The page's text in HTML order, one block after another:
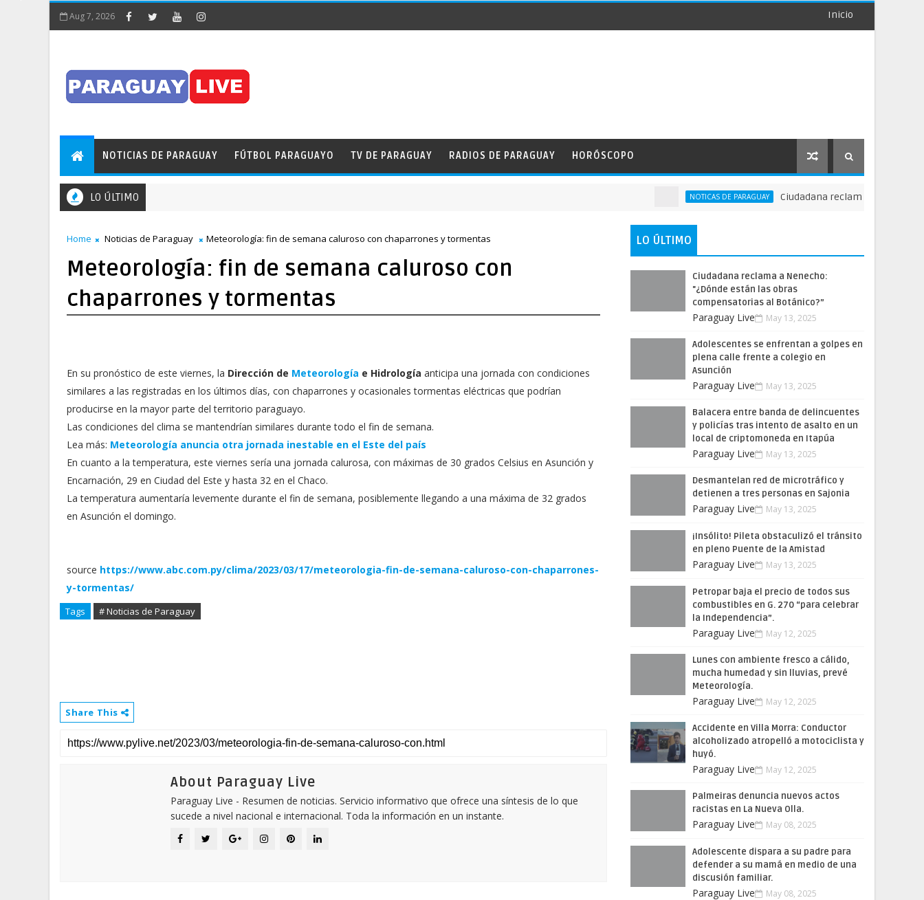
Aug 7, 2026 Inicio
NOTICIAS DE PARAGUAY FÚTBOL PARAGUAYO TV DE PARAGUAY RADIOS DE PARAGUAY HORÓSCOPO
LO ÚLTIMO NOTICAS DE PARAGUAY Ciudadana reclama a Nenecho:
Home Noticias de Paraguay Meteorología: fin de semana caluroso con chaparrones y tormentas
Meteorología: fin de semana caluroso con
chaparrones y tormentas
En su pronóstico de este viernes, la Dirección de Meteorología e Hidrología anticipa una jornada con condiciones
similares a las registradas en los últimos días, con chaparrones y ocasionales tormentas eléctricas que podrían
producirse en la mayor parte del territorio paraguayo.
Las condiciones del clima se mantendrían similares durante todo el fin de semana.
Lea más: Meteorología anuncia otra jornada inestable en el Este del país
En cuanto a la temperatura, este viernes sería una jornada calurosa, con máximas de 30 grados Celsius en Asunción y
Encarnación, 29 en Ciudad del Este y hasta 32 en el Chaco.
La temperatura aumentaría levemente durante el fin de semana, posiblemente llegando a una máxima de 32 grados
en Asunción el domingo.
source https://www.abc.com.py/clima/2023/03/17/meteorologia-fin-de-semana-caluroso-con-chaparrones-
y-tormentas/
Tags # Noticias de Paraguay
Share This
About Paraguay Live
Paraguay Live - Resumen de noticias. Servicio informativo que ofrece una síntesis de lo que
sucede a nivel nacional e internacional. Toda la información en un instante.
LO ÚLTIMO
Ciudadana reclama a Nenecho:
"¿Dónde están las obras
compensatorias al Botánico?”
Paraguay Live May 13, 2025
Adolescentes se enfrentan a golpes en
plena calle frente a colegio en
Asunción
Paraguay Live May 13, 2025
Balacera entre banda de delincuentes
y policías tras intento de asalto en un
local de criptomoneda en Itapúa
Paraguay Live May 13, 2025
Desmantelan red de microtráfico y
detienen a tres personas en Sajonia
Paraguay Live May 13, 2025
¡Insólito! Pileta obstaculizó el tránsito
en pleno Puente de la Amistad
Paraguay Live May 13, 2025
Petropar baja el precio de todos sus
combustibles en G. 270 “para celebrar
la Independencia”.
Paraguay Live May 12, 2025
Lunes con ambiente fresco a cálido,
mucha humedad y sin lluvias, prevé
Meteorología.
Paraguay Live May 12, 2025
Accidente en Villa Morra: Conductor
alcoholizado atropelló a motociclista y
huyó.
Paraguay Live May 12, 2025
Palmeiras denuncia nuevos actos
racistas en La Nueva Olla.
Paraguay Live May 08, 2025
Adolescente dispara a su padre para
defender a su mamá en medio de una
discusión familiar.
Paraguay Live May 08, 2025